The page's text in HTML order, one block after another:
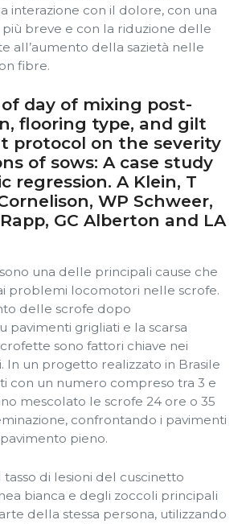
interazione con il dolore, con una
breve e con la riduzione delle
all’aumento della sazietà nelle
fibre.
day of mixing post-
flooring type, and gilt
protocol on the severity
of sows: A case study
regression. A Klein, T
WP Schweer,
GC Alberton and LA
una delle principali cause che
problemi locomotori nelle scrofe.
delle scrofe dopo
pavimenti grigliati e la scarsa
sono fattori chiave nei
In un progetto realizzato in Brasile
con un numero compreso tra 3 e
mescolato le scrofe 24 ore o 35
confrontando i pavimenti
pieno.
di lesioni del cuscinetto
bianca e degli zoccoli principali
della stessa persona, utilizzando